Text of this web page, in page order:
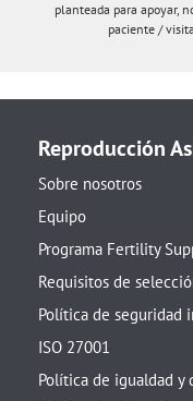
planteada para apoyar,
paciente /
Reproducción
Sobre nosotros
Equipo
Programa Fertility
Requisitos de
Política de seguridad
ISO 27001
Política de igualdad y